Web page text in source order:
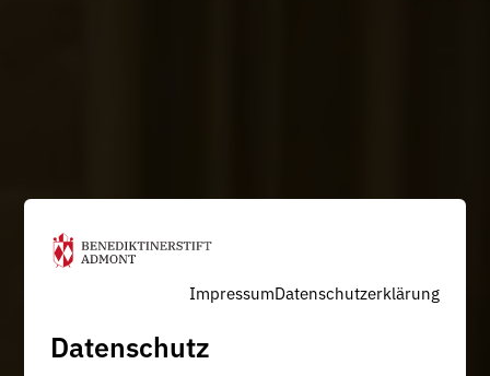
ImpressumDatenschutzerklärung
Datenschutz